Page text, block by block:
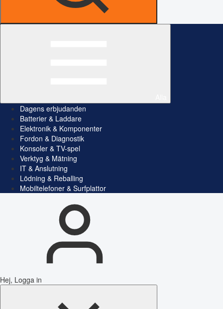
Dagens erbjudanden
Batterier & Laddare
Elektronik & Komponenter
Fordon & Diagnostik
Konsoler & TV-spel
Verktyg & Mätning
IT & Anslutning
Lödning & Reballing
Mobiltelefoner & Surfplattor
Hej, Logga in